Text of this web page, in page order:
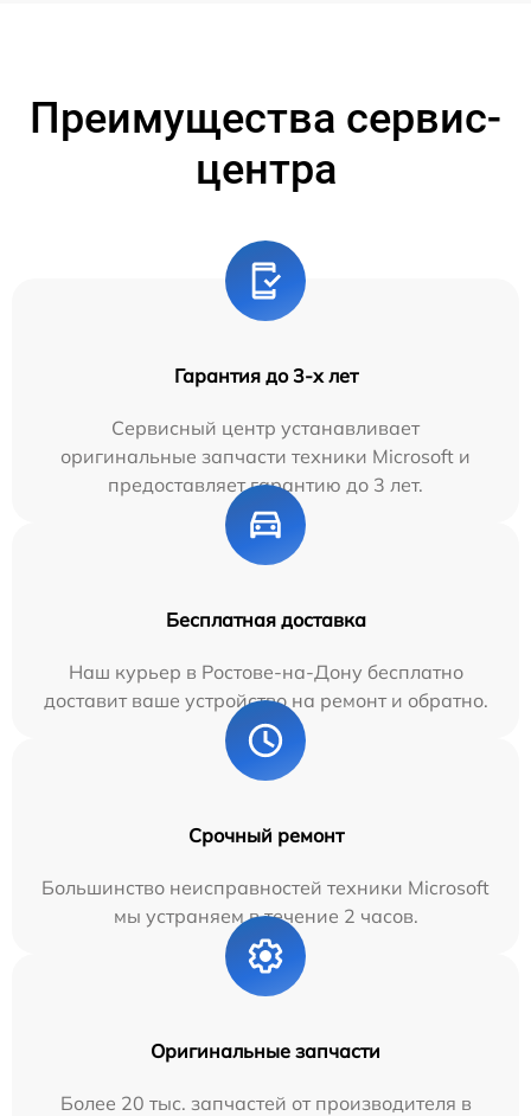
Преимущества сервис-
центра
Гарантия до 3-х лет
Сервисный центр устанавливает
оригинальные запчасти техники Microsoft и
предоставляет гарантию до 3 лет.
Бесплатная доставка
Наш курьер в Ростове-на-Дону бесплатно
доставит ваше устройство на ремонт и обратно.
Срочный ремонт
Большинство неисправностей техники Microsoft
мы устраняем в течение 2 часов.
Оригинальные запчасти
Более 20 тыс. запчастей от производителя в